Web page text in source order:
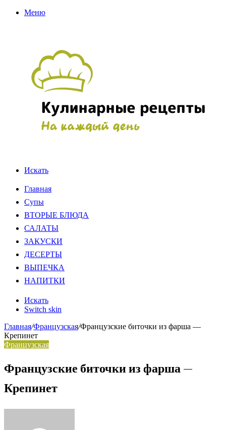
Меню
Искать
Главная
Супы
ВТОРЫЕ БЛЮДА
САЛАТЫ
ЗАКУСКИ
ДЕСЕРТЫ
ВЫПЕЧКА
НАПИТКИ
Искать
Switch skin
Главная/Французская/Французские биточки из фарша —
Крепинет
Французская
Французские биточки из фарша —
Крепинет